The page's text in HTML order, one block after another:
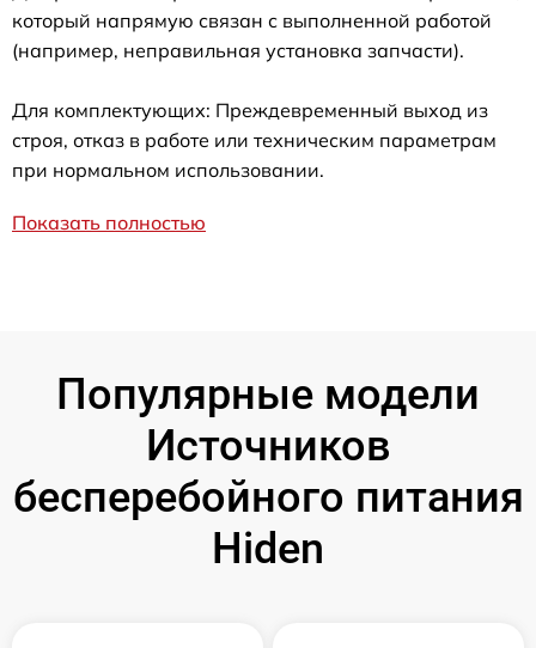
который напрямую связан с выполненной работой
(например, неправильная установка запчасти).
Для комплектующих: Преждевременный выход из
строя, отказ в работе или техническим параметрам
при нормальном использовании.
Показать полностью
Популярные модели
Источников
бесперебойного питания
Hiden